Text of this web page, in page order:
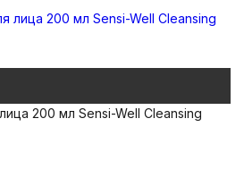
200 мл Sensi-Well Cleansing